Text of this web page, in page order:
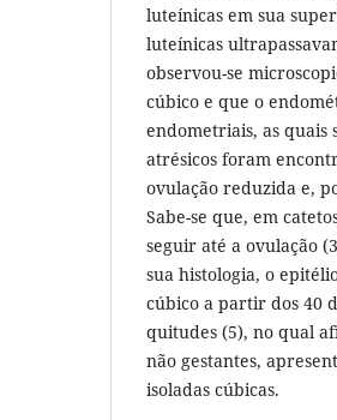
luteínicas em sua
luteínicas
observou-se
cúbico e que o
endometriais, as quais
atrésicos foram
ovulação reduzida e,
Sabe-se que, em
seguir até a ovulação
sua histologia, o
cúbico a partir dos 40
quitudes (5), no qual
não gestantes,
isoladas cúbicas.